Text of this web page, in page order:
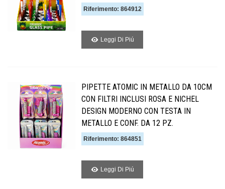
Riferimento: 864912
Leggi Di Piú
PIPETTE ATOMIC IN METALLO DA 10CM
CON FILTRI INCLUSI ROSA E NICHEL
DESIGN MODERNO CON TESTA IN
METALLO E CONF. DA 12 PZ.
Riferimento: 864851
Leggi Di Piú